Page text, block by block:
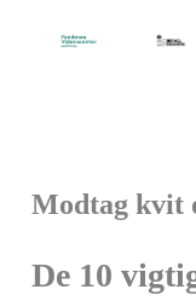
Modtag kvit
De 10